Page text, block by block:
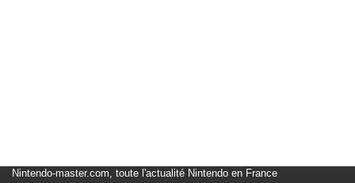
Nintendo-master.com, toute l'actualité Nintendo en France